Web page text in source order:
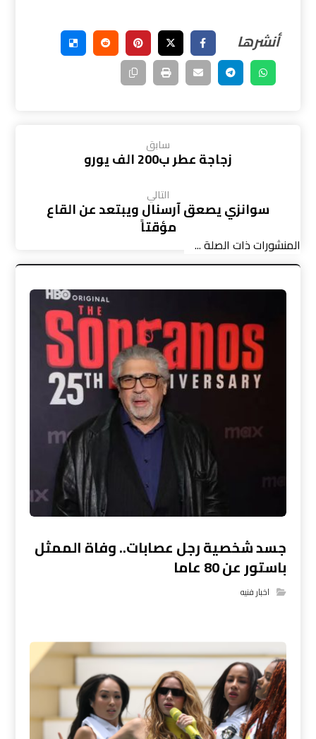
سابق
زجاجة عطر ب200 الف يورو
التالي
سوانزي يصعق آرسنال ويبتعد عن القاع
مؤقتاً
المنشورات ذات الصلة ...
جسد شخصية رجل عصابات.. وفاة الممثل
باستور عن 80 عاما
اخبار فنيه